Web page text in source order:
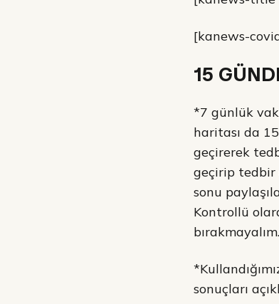
[kanews-
15
*7 günlük
haritası da
geçirerek
geçirip tedbir
sonu
Kontrollü
bırakmayalım.
sonuçları